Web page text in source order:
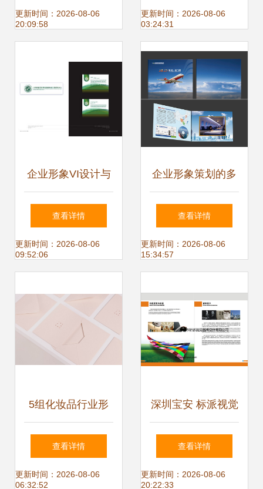
更新时间：2026-08-06
20:09:58
心价值，赋能数字
农业新篇章
更新时间：2026-08-06
03:24:31
企业形象VI设计与
企业形象策划 塑造
品牌核心价值的双
查看详情
更新时间：2026-08-06
09:52:06
企业形象策划的多
元形式与实践路径
查看详情
更新时间：2026-08-06
15:34:57
5组化妆品行业形
象设计展示 企业形
象策划的深度解析
查看详情
更新时间：2026-08-06
06:32:52
深圳宝安 标派视觉
设计重塑品牌形
象，打造企业视觉
查看详情
更新时间：2026-08-06
20:22:33